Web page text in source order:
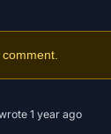
1 year ago